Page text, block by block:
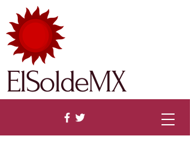
ElSoldeMX